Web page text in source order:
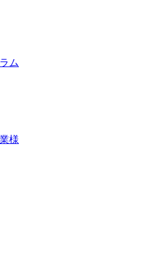
ム
様